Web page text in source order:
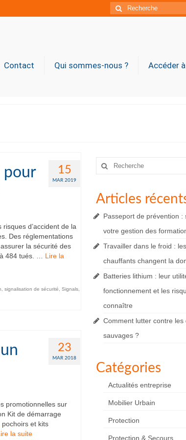
Rechercher
:
Contact Qui sommes-nous ? Accéder
15
MAR 2019
pour
d’accident de la
Des réglementations
la sécurité des
484 tués. … Lire la
signalisation de sécurité Signals,
23
MAR 2018
promotionnelles sur
Kit de démarrage
et kits
la suite­­
Rechercher
Articles
Passeport de prévention :
votre gestion des
Travailler dans le froid :
chauffants changent la
Batteries lithium : leur
fonctionnement et les
connaître
Comment lutter contre les
sauvages ?
Catégories
Actualités entreprise
Mobilier Urbain
Protection
Protection & Secours